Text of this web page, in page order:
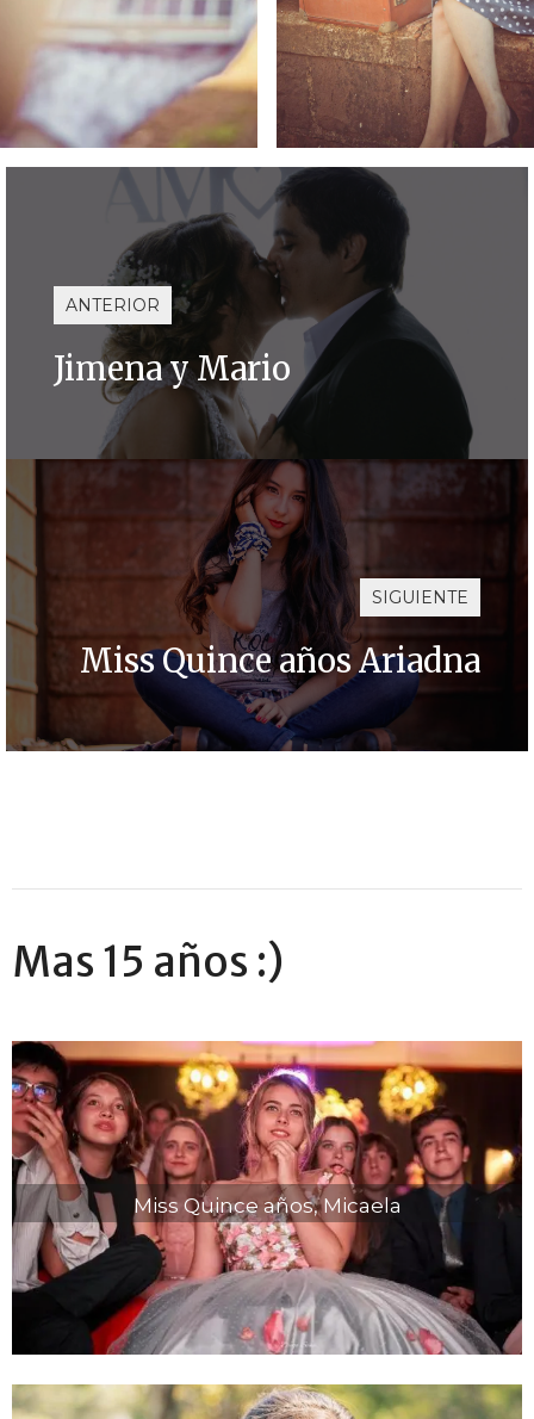
ANTERIOR
Jimena y Mario
SIGUIENTE
Miss Quince años Ariadna
Mas 15 años :)
Miss Quince años, Micaela